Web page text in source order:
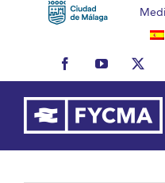
FacebookYouTubeX